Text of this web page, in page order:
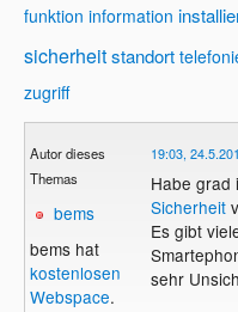
funktion information
sicherheitstandort
zugriff
Autor dieses
Themas
bems
bems hat
kostenlosen
Webspace.
19:03,
Habe grad
Sicherheit
Es gibt
sehr